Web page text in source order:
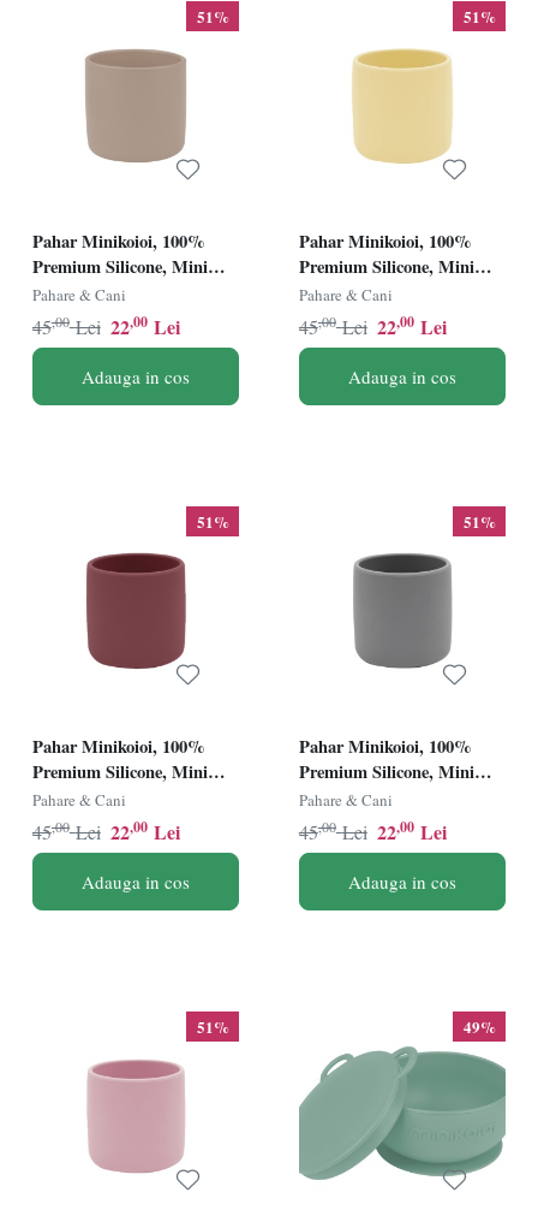
51%
Pahar Minikoioi, 100%
Premium Silicone, Mini
Cup â€“ River Green
Pahare & Cani
22,00 Lei
45,00 Lei
Adauga in cos
51%
Pahar Minikoioi, 100%
Premium Silicone, Mini
Cup â€“ Mellow Yellow
Pahare & Cani
22,00 Lei
45,00 Lei
Adauga in cos
51%
Pahar Minikoioi, 100%
Premium Silicone, Mini
Cup â€“ Velvet Rose
Pahare & Cani
22,00 Lei
45,00 Lei
Adauga in cos
51%
Pahar Minikoioi, 100%
Premium Silicone, Mini
Cup â€“ Powder Grey
Pahare & Cani
22,00 Lei
45,00 Lei
Adauga in cos
51% 49%